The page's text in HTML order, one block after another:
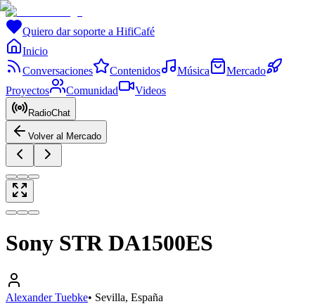
Quiero dar soporte a HifiCafé
Inicio
Conversaciones
Contenidos Música
Mercado
Proyectos
Comunidad Videos
RadioChat
Volver al Mercado
Sony STR DA1500ES
Alexander Tuebke• Sevilla, España